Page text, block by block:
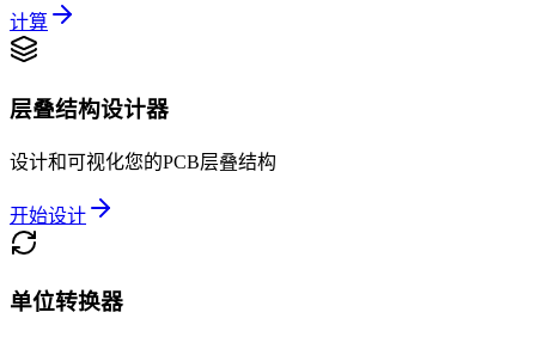
计算
层叠结构设计器
设计和可视化您的PCB层叠结构
开始设计
单位转换器